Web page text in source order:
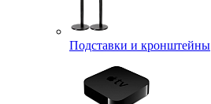
Подставки и кронштейны